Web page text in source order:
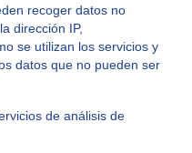
recoger datos no
dirección IP,
se utilizan los servicios y
datos que no pueden ser
de análisis de